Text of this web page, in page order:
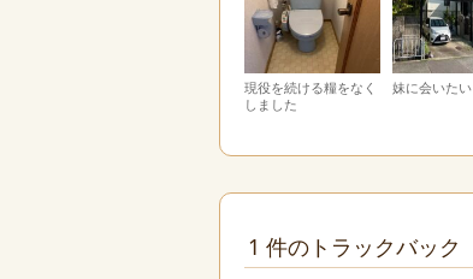
現役を続ける糧をなく
しました
妹に会いたい
1 件のトラックバック